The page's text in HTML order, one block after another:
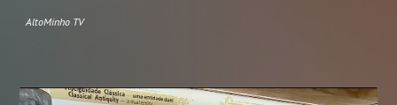
AltoMinho TV